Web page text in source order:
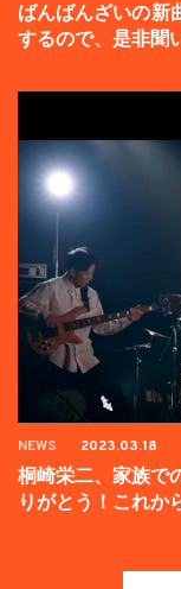
ばんばんざいの新
するので、是非聞
NEWS 2023.03.18
桐崎栄二、家族で
りがとう！これか